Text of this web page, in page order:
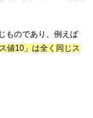
ものであり、例えば
値10」は全く同じス